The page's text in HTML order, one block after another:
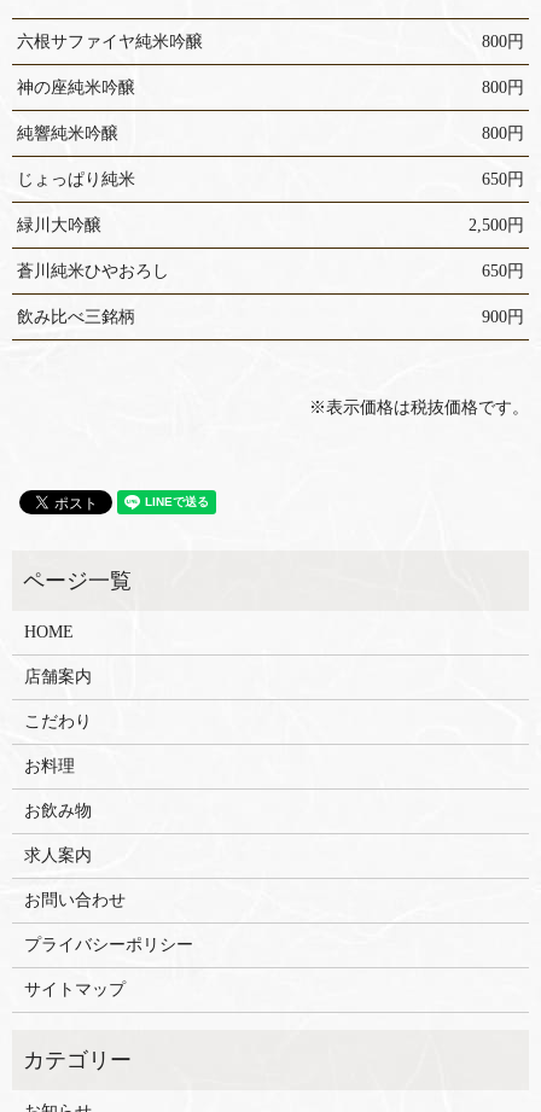
六根サファイヤ純米吟醸 800円
神の座純米吟醸 800円
純響純米吟醸 800円
じょっぱり純米 650円
緑川大吟醸 2,500円
蒼川純米ひやおろし 650円
飲み比べ三銘柄 900円
※表示価格は税抜価格です。
HOME
店舗案内
こだわり
お料理
お飲み物
求人案内
お問い合わせ
プライバシーポリシー
サイトマップ